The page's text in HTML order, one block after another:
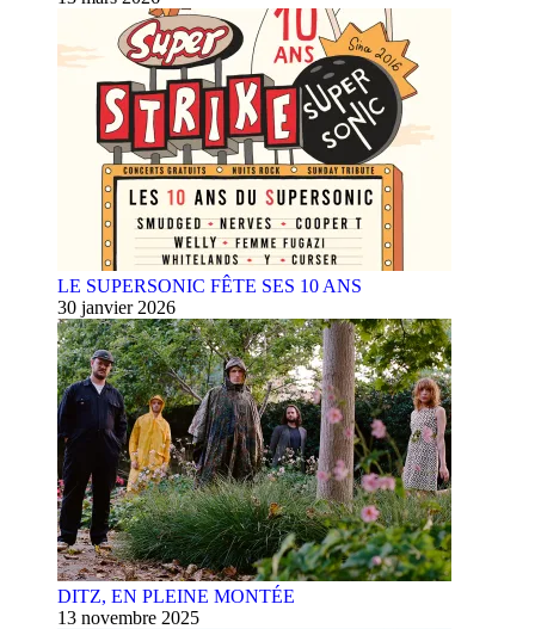
LE SUPERSONIC FÊTE SES 10 ANS
30 janvier 2026
DITZ, EN PLEINE MONTÉE
13 novembre 2025